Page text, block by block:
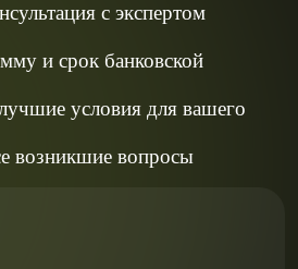
с экспертом
и срок банковской
условия для вашего
возникшие вопросы